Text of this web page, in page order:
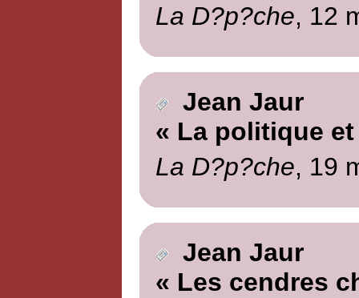
La D?p?che, 12
Jean Jaur
« La politique
La D?p?che, 19
Jean Jaur
« Les cendres